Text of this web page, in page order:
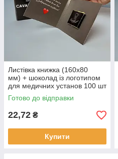
Листівка книжка (160х80
мм) + шоколад із логотипом
для медичних установ 100 шт
Готово до відправки
22,72 ₴
Купити